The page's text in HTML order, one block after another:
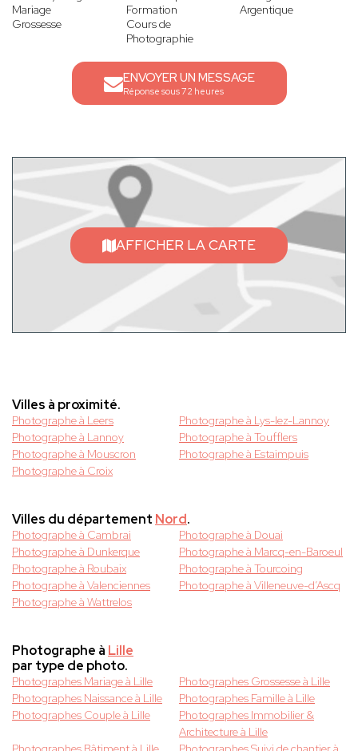
Mariage
Grossesse
Formation
Cours de
Photographie
Argentique
ENVOYER UN MESSAGE
Réponse sous 72 heures
AFFICHER LA CARTE
Villes à proximité.
Photographe à Leers
Photographe à Lys-lez-Lannoy
Photographe à Lannoy
Photographe à Toufflers
Photographe à Mouscron
Photographe à Estaimpuis
Photographe à Croix
Villes du département Nord.
Photographe à Cambrai
Photographe à Douai
Photographe à Dunkerque
Photographe à Marcq-en-Baroeul
Photographe à Roubaix
Photographe à Tourcoing
Photographe à Valenciennes
Photographe à Villeneuve-d’Ascq
Photographe à Wattrelos
Photographe à Lille
par type de photo.
Photographes Mariage à Lille
Photographes Grossesse à Lille
Photographes Naissance à Lille
Photographes Famille à Lille
Photographes Couple à Lille
Photographes Immobilier &
Architecture à Lille